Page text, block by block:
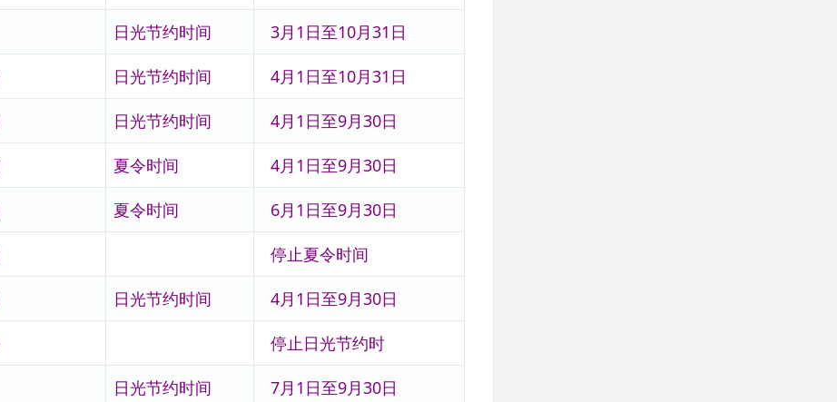
日光节约时间 3月1日至10月31日
日光节约时间 4月1日至10月31日
日光节约时间 4月1日至9月30日
夏令时间 4月1日至9月30日
夏令时间 6月1日至9月30日
停止夏令时间
日光节约时间 4月1日至9月30日
停止日光节约时
日光节约时间 7月1日至9月30日